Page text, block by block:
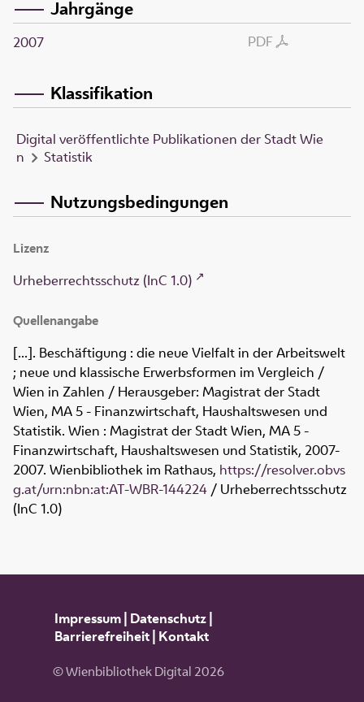
Jahrgänge
PDF
2007
Klassifikation
Digital veröffentlichte Publikationen der Stadt Wie
n
Statistik
Nutzungsbedingungen
Lizenz
Urheberrechtsschutz (InC 1.0)
Quellenangabe
[...]. Beschäftigung : die neue Vielfalt in der Arbeitswelt
; neue und klassische Erwerbsformen im Vergleich /
Wien in Zahlen / Herausgeber: Magistrat der Stadt
Wien, MA 5 - Finanzwirtschaft, Haushaltswesen und
Statistik. Wien : Magistrat der Stadt Wien, MA 5 -
Finanzwirtschaft, Haushaltswesen und Statistik, 2007-
2007. Wienbibliothek im Rathaus, https://resolver.obvs
g.at/urn:nbn:at:AT-WBR-144224 / Urheberrechtsschutz
(InC 1.0)
Impressum| Datenschutz|
Barrierefreiheit| Kontakt
© Wienbibliothek Digital 2026